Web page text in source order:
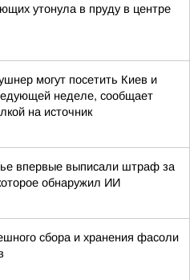
утонула в пруду в центре
могут посетить Киев и
неделе, сообщает
на источник
впервые выписали штраф за
обнаружил ИИ
сбора и хранения фасоли